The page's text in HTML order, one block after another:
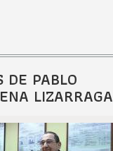
DE PABLO
LIZARRAGA